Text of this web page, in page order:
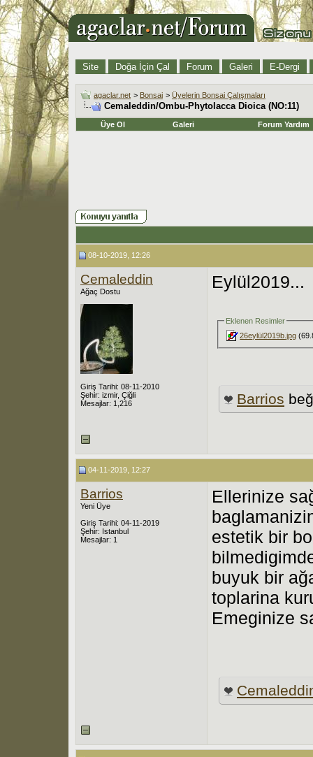
Site Doğa İçin Çal Forum Galeri E-Dergi
agaclar.net > Bonsai > Üyelerin Bonsai Çalışmaları
Cemaleddin/Ombu-Phytolacca Dioica (NO:11)
Üye Ol Galeri Forum Yardım
08-10-2019, 12:26
Cemaleddin
Ağaç Dostu
Giriş Tarihi: 08-11-2010
Şehir: izmir, Çiğli
Mesajlar: 1,216
Eylül2019...
Eklenen Resimler
26eylül2019b.jpg
Barrios
04-11-2019, 12:27
Barrios
Yeni Üye
Giriş Tarihi: 04-11-2019
Şehir: Istanbul
Mesajlar: 1
Ellerinize
estetik bir
buyuk bir
toplarina
Emeginize